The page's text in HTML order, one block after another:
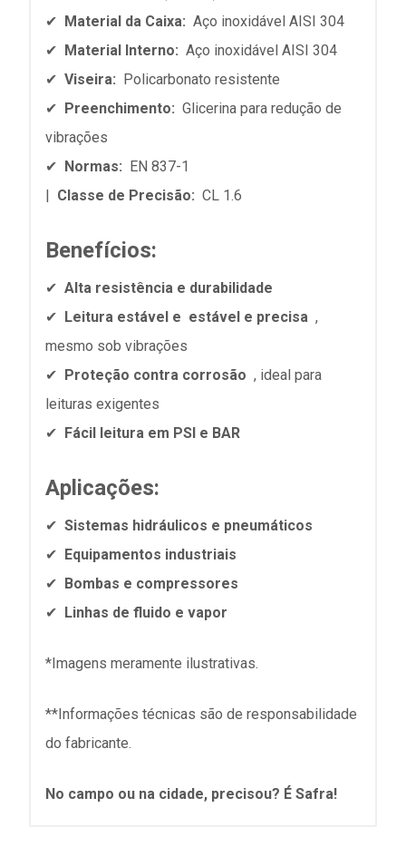
✔ Material da Caixa: Aço inoxidável AISI 304
✔ Material Interno: Aço inoxidável AISI 304
✔ Viseira: Policarbonato resistente
✔ Preenchimento: Glicerina para redução de
vibrações
✔ Normas: EN 837-1
| Classe de Precisão: CL 1.6
Benefícios:
✔ Alta resistência e durabilidade
✔ Leitura estável e estável e precisa ,
mesmo sob vibrações
✔ Proteção contra corrosão , ideal para
leituras exigentes
✔ Fácil leitura em PSI e BAR
Aplicações:
✔ Sistemas hidráulicos e pneumáticos
✔ Equipamentos industriais
✔ Bombas e compressores
✔ Linhas de fluido e vapor
*Imagens meramente ilustrativas.
**Informações técnicas são de responsabilidade
do fabricante.
No campo ou na cidade, precisou? É Safra!